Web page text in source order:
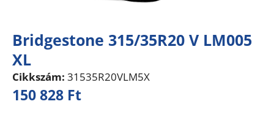
Bridgestone 315/35R20 V LM005
XL
Cikkszám: 31535R20VLM5X
150 828 Ft